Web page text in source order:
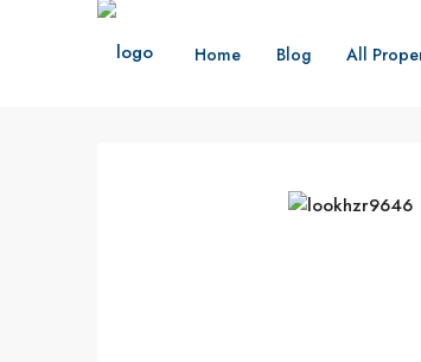
Home Blog All